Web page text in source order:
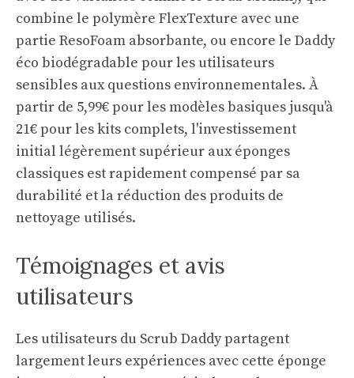
combine le polymère FlexTexture avec une
partie ResoFoam absorbante, ou encore le Daddy
éco biodégradable pour les utilisateurs
sensibles aux questions environnementales. À
partir de 5,99€ pour les modèles basiques jusqu'à
21€ pour les kits complets, l'investissement
initial légèrement supérieur aux éponges
classiques est rapidement compensé par sa
durabilité et la réduction des produits de
nettoyage utilisés.
Témoignages et avis
utilisateurs
Les utilisateurs du Scrub Daddy partagent
largement leurs expériences avec cette éponge